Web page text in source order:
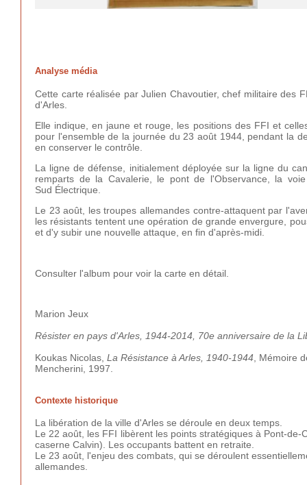
Analyse média
Cette carte réalisée par Julien Chavoutier, chef militaire des
d'Arles.
Elle indique, en jaune et rouge, les positions des FFI et
pour l'ensemble de la journée du 23 août 1944, pendant la
en conserver le contrôle.
La ligne de défense, initialement déployée sur la ligne du
remparts de la Cavalerie, le pont de l'Observance, la
Sud Électrique.
Le 23 août, les troupes allemandes contre-attaquent par
les résistants tentent une opération de grande envergure,
et d'y subir une nouvelle attaque, en fin d'après-midi.
Consulter l'album pour voir la carte en détail.
Marion Jeux
Résister en pays d'Arles, 1944-2014, 70e anniversaire de la
Koukas Nicolas, La Résistance à Arles, 1940-1944 , Mémoire
Mencherini, 1997.
Contexte historique
La libération de la ville d'Arles se déroule en deux temps.
Le 22 août, les FFI libèrent les points stratégiques à Pont-
caserne Calvin). Les occupants battent en retraite.
Le 23 août, l'enjeu des combats, qui se déroulent
allemandes.